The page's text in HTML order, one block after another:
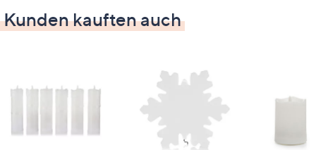
aus. Sie sind samtig und haben eine freundliche Luma-
2 LED-Kugelkerzen
Auf einen Blick
Kunden kauften auch